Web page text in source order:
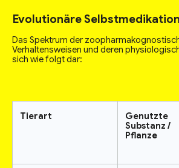
Evolutionäre
Das Spektrum der
Verhaltensweisen und deren
sich wie folgt dar:
Tierart
Genutzte
Substanz /
Pflanze